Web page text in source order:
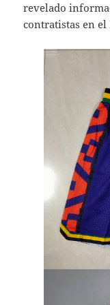
revelado
contratistas en